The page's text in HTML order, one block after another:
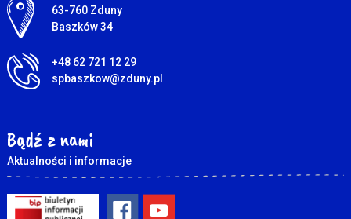
Adres pocztowy:
63-760 Zduny
Baszków 34
+48 62 721 12 29
spbaszkow@zduny.pl
Bądź z nami
Aktualności i informacje